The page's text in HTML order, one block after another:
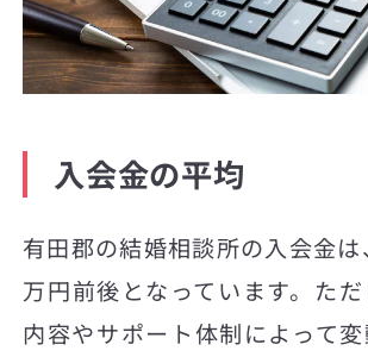
入会金の平均
有田郡の結婚相談所の入会金
万円前後となっています。た
内容やサポート体制によって変